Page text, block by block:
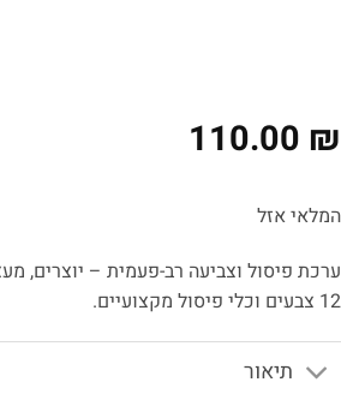
110.00 ₪
המלאי אזל
ערכת פיסול וצביעה רב-פעמית – יוצרים,
12 צבעים וכלי פיסול מקצועיים.
תיאור